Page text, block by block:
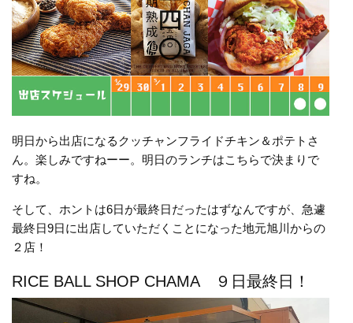
明日から出店になるクッチャンフライドチキン＆ポテトさ
ん。楽しみですねーー。明日のランチはこちらで決まりで
すね。
そして、ホントは6日が最終日だったはずなんですが、急遽
最終日9日に出店していただくことになった地元旭川からの
２店！
RICE BALL SHOP CHAMA ９日最終日！